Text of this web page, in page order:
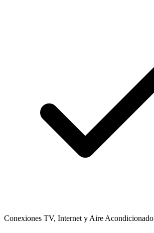
Conexiones TV, Internet y Aire Acondicionado